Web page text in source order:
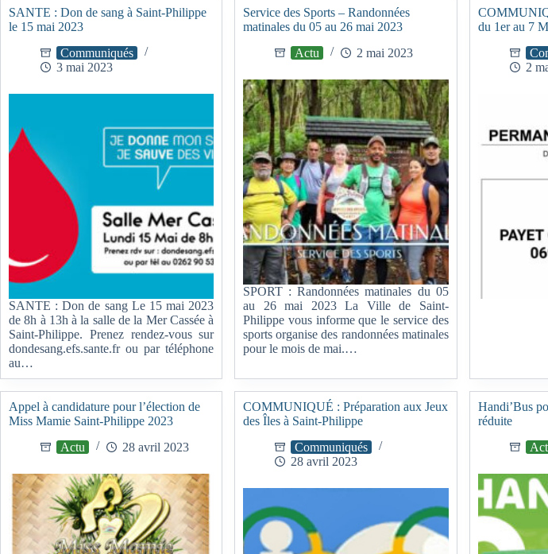
SANTE : Don de sang à Saint-Philippe
le 15 mai 2023
Communiqués
3 mai 2023
SANTE : Don de sang Le 15 mai 2023
de 8h à 13h à la salle de la Mer Cassée à
Saint-Philippe. Prenez rendez-vous sur
dondesang.efs.sante.fr ou par téléphone
au…
Service des Sports – Randonnées
matinales du 05 au 26 mai 2023
Actu
2 mai 2023
SPORT : Randonnées matinales du 05
au 26 mai 2023 La Ville de Saint-
Philippe vous informe que le service des
sports organise des randonnées matinales
pour le mois de mai.…
du 1er au 7
2
Appel à candidature pour l’élection de
Miss Mamie Saint-Philippe 2023
Actu
28 avril 2023
COMMUNIQUÉ : Préparation aux Jeux
des Îles à Saint-Philippe
Communiqués
28 avril 2023
Handi’Bus
réduite